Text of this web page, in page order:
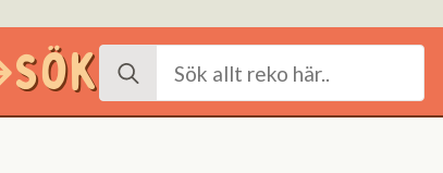
Sök Search
for: